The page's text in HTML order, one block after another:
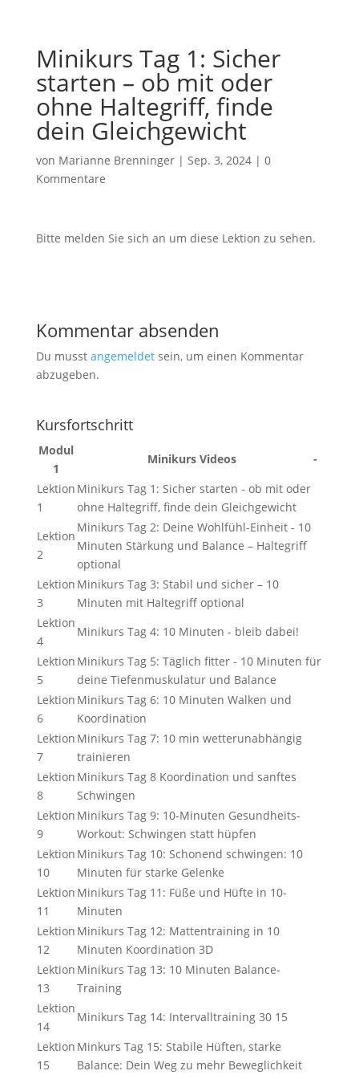
Minikurs Tag 1: Sicher
starten – ob mit oder
ohne Haltegriff, finde
dein Gleichgewicht
von Marianne Brenninger| Sep. 3, 2024| 0
Kommentare
Bitte melden Sie sich an um diese Lektion zu sehen.
Kommentar absenden
Du musst angemeldetsein, um einen Kommentar
abzugeben.
Kursfortschritt
Modul
1
Minikurs Videos
-
Lektion
1
Minikurs Tag 1: Sicher starten - ob mit oder
ohne Haltegriff, finde dein Gleichgewicht
Lektion
2
Minikurs Tag 2: Deine Wohlfühl-Einheit - 10
Minuten Stärkung und Balance – Haltegriff
optional
Lektion
3
Minikurs Tag 3: Stabil und sicher – 10
Minuten mit Haltegriff optional
Lektion
4
Minikurs Tag 4: 10 Minuten - bleib dabei!
Lektion
5
Minikurs Tag 5: Täglich fitter - 10 Minuten für
deine Tiefenmuskulatur und Balance
Lektion
6
Minikurs Tag 6: 10 Minuten Walken und
Koordination
Lektion
7
Minikurs Tag 7: 10 min wetterunabhängig
trainieren
Lektion
8
Minikurs Tag 8 Koordination und sanftes
Schwingen
Lektion
9
Minikurs Tag 9: 10-Minuten Gesundheits-
Workout: Schwingen statt hüpfen
Lektion
10
Minikurs Tag 10: Schonend schwingen: 10
Minuten für starke Gelenke
Lektion
11
Minikurs Tag 11: Füße und Hüfte in 10-
Minuten
Lektion
12
Minikurs Tag 12: Mattentraining in 10
Minuten Koordination 3D
Lektion
13
Minikurs Tag 13: 10 Minuten Balance-
Training
Lektion
14
Minikurs Tag 14: Intervalltraining 30 15
Lektion
15
Minkurs Tag 15: Stabile Hüften, starke
Balance: Dein Weg zu mehr Beweglichkeit